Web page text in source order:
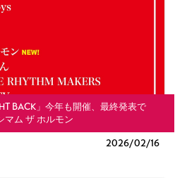
BACK」今年も開催、最終発表で
マム ザ ホルモン
2026/02/16